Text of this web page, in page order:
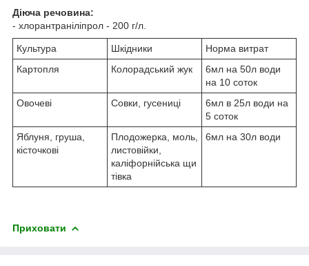
Діюча речовина:
- хлорантраніліпрол - 200 г/л.
Культура Шкідники
Норма витрат
Картопля
Колорадський жук
6мл на 50л води
на 10 соток
Овочеві
Совки, гусениці
6мл в 25л води на
5 соток
Яблуня, груша,
кісточкові
Плодожерка, моль,
листовійки,
каліфорнійська щи
тівка
6мл на 30л води
Приховати